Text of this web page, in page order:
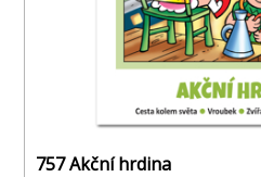
757 Akční hrdina